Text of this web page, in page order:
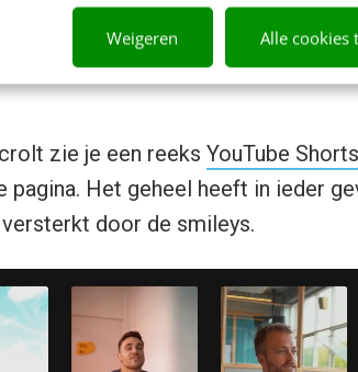
Weigeren Alle cookies
veel tijd is besteed aan het
medewerker een persoonlijke
zie je een reeks YouTube Shorts
Het geheel heeft in ieder
door de smileys.